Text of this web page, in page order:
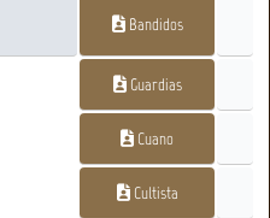
Bandidos
Guardias
Cuano
Cultista